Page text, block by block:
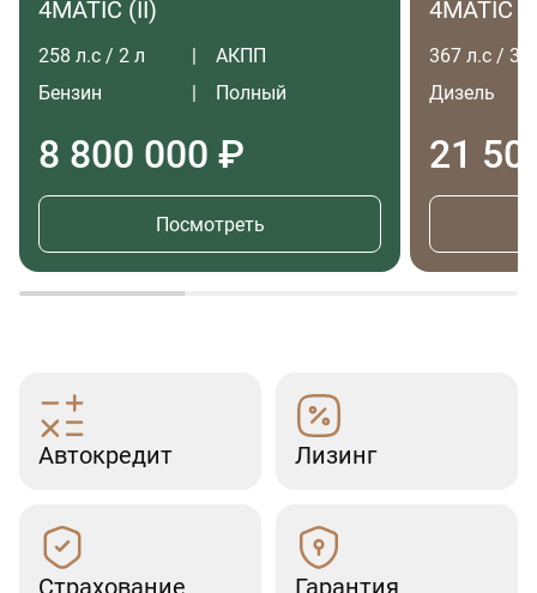
4MATIC (II)
258 л.с / 2 л
АКПП
Бензин
Полный
8 800 000 ₽
Посмотреть
4MATIC
367 л.с / 3 л
Дизель
21
Автокредит Лизинг